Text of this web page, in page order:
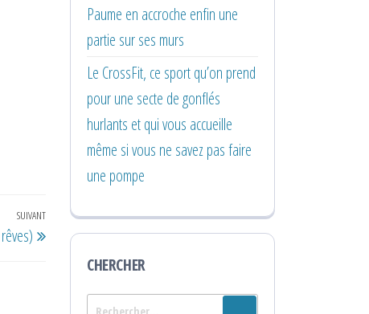
Article
suivant
SUIVANT
Paume en accroche enfin une
partie sur ses murs
Le CrossFit, ce sport qu’on prend
pour une secte de gonflés
hurlants et qui vous accueille
même si vous ne savez pas faire
une pompe
CHERCHER
Rechercher :